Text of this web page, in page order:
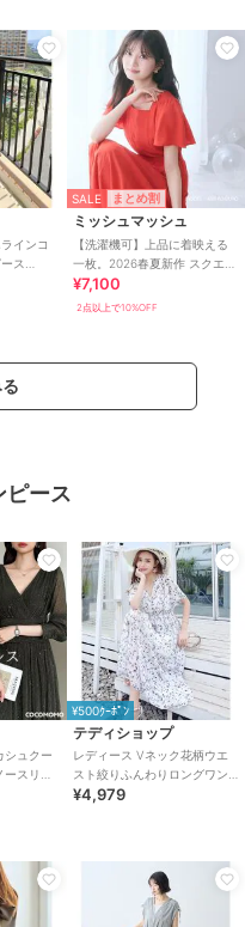
インコ
ス
SALE まとめ割
ミッシュマッシュ
【洗濯機可】上品に着映える
一枚。2026春夏新作 スクエア
ネックバックリボンAラインワ
ンピース
¥7,100
2点以上で10%OFF
ピース
シュクー
ースリー
クワン
¥500ｸｰﾎﾟﾝ
テディショップ
レディース Vネック花柄ウエ
スト絞りふんわりロングワン
ピース
¥4,979